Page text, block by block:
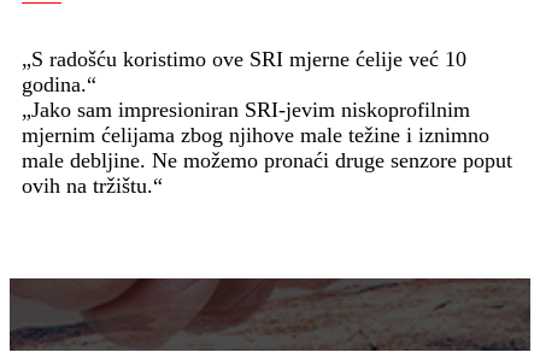
godina.“
„Jako sam impresioniran SRI-jevim niskoprofilnim
mjernim ćelijama zbog njihove male težine i iznimno
male debljine. Ne možemo pronaći druge senzore poput
ovih na tržištu.“